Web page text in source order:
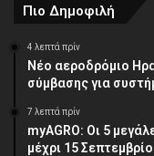
Πιο Δημοφιλή
4 λεπτά πρίν
Νέο αεροδρόμιο
σύμβασης για
7 λεπτά πρίν
myAGRO: Οι 5
μέχρι 15